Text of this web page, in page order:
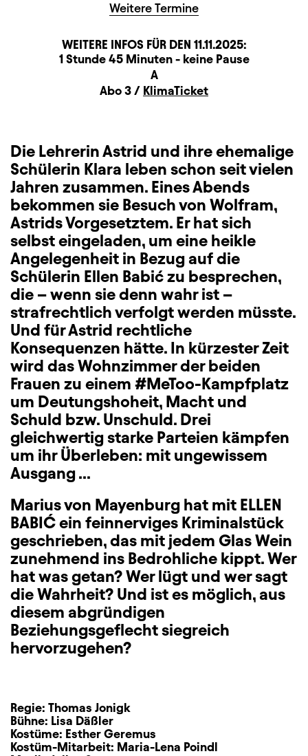
Weitere Termine
WEITERE INFOS FÜR DEN 11.11.2025:
BeschreibungInformation
Dauer und Pausen
1 Stunde 45 Minuten - keine Pause
A
ZusatzinformationAbo 3 / KlimaTicket
Die Lehrerin Astrid und ihre ehemalige
Schülerin Klara leben schon seit vielen
Jahren zusammen. Eines Abends
bekommen sie Besuch von Wolfram,
Astrids Vorgesetztem. Er hat sich
selbst eingeladen, um eine heikle
Angelegenheit in Bezug auf die
Schülerin Ellen Babić zu besprechen,
die – wenn sie denn wahr ist –
strafrechtlich verfolgt werden müsste.
Und für Astrid rechtliche
Konsequenzen hätte. In kürzester Zeit
wird das Wohnzimmer der beiden
Frauen zu einem #MeToo-Kampfplatz
um Deutungshoheit, Macht und
Schuld bzw. Unschuld. Drei
gleichwertig starke Parteien kämpfen
um ihr Überleben: mit ungewissem
Ausgang ...
Marius von Mayenburg hat mit ELLEN
BABIĆ ein feinnerviges Kriminalstück
geschrieben, das mit jedem Glas Wein
zunehmend ins Bedrohliche kippt. Wer
hat was getan? Wer lügt und wer sagt
die Wahrheit? Und ist es möglich, aus
diesem abgründigen
Beziehungsgeflecht siegreich
hervorzugehen?
Regie: Thomas Jonigk
Bühne: Lisa Däßler
Kostüme: Esther Geremus
Kostüm-Mitarbeit: Maria-Lena Poindl